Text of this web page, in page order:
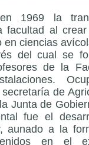
en 1969 la
facultad al
ciencias
del cual se
de la
de
Junta de
fue el
aunado a la
en el